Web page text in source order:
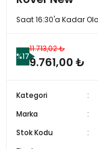
Saat 16:30'a Kadar
%17
11.713,02 ₺
9.761,00 ₺
Kategori
Marka
Stok Kodu